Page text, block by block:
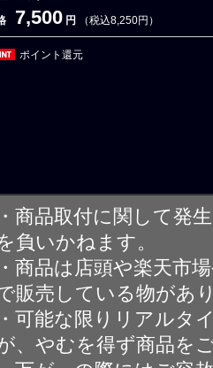
7,500 円 （税込8,250円）
ポイント還元
・商品取付に関して発
負いかねます。
・商品は店頭や楽天市
販売している物があ
・可能な限りリアルタ
、やむを得ず商品を